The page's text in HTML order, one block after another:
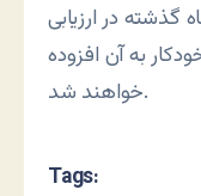
گذشته در ارزیابی
به آن افزوده
خواهند شد.
Tags: